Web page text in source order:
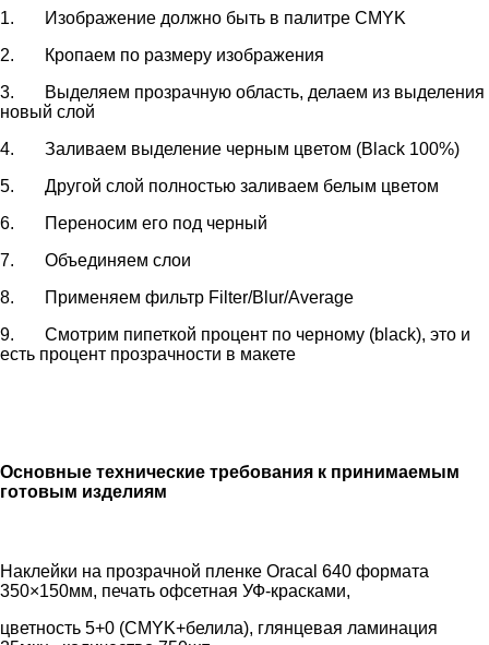
1. Изображение должно быть в палитре CMYK
2. Кропаем по размеру изображения
3. Выделяем прозрачную область, делаем из выделения
новый слой
4. Заливаем выделение черным цветом (Black 100%)
5. Другой слой полностью заливаем белым цветом
6. Переносим его под черный
7. Объединяем слои
8. Применяем фильтр Filter/Blur/Average
9. Смотрим пипеткой процент по черному (black), это и
есть процент прозрачности в макете
Основные технические требования к принимаемым
готовым изделиям
Наклейки на прозрачной пленке Oracal 640 формата
350×150мм, печать офсетная УФ-красками,
цветность 5+0 (СMYK+белила), глянцевая ламинация